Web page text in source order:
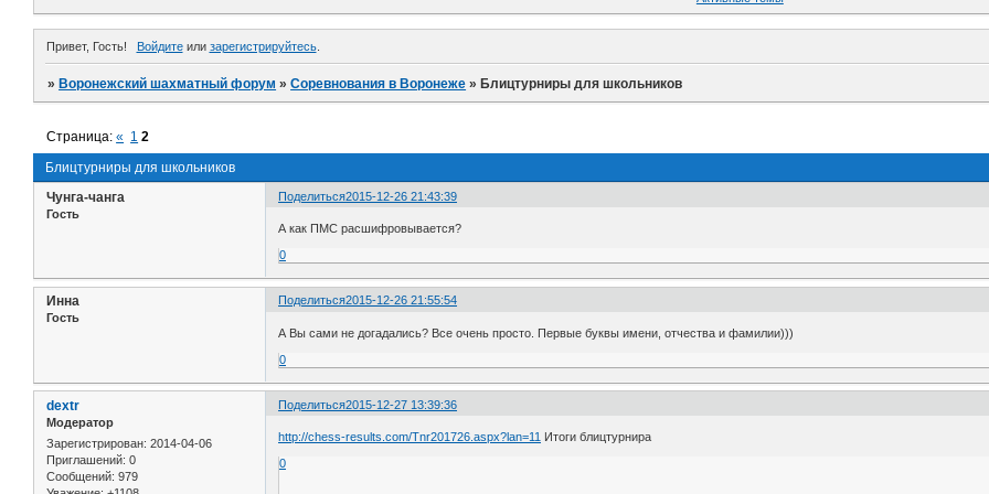
Привет, Гость! Войдитеили зарегистрируйтесь.
»Воронежский шахматный форум »Соревнования в Воронеже »Блицтурниры для школьников
Блицтурниры для школьников
Страница:« 1 2
Поделиться2015-12-26 21:43:39
Чунга-чанга
Гость
А как ПМС расшифровывается?
0
Поделиться2015-12-26 21:55:54
Инна
Гость
А Вы сами не догадались? Все очень просто. Первые буквы имени, отчества и фамилии)))
0
Поделиться2015-12-27 13:39:36
dextr
Модератор
Зарегистрирован: 2014-04-06
Приглашений: 0
Сообщений: 979
http://chess-results.com/Tnr201726.aspx?lan=11 Итоги блицтурнира
0